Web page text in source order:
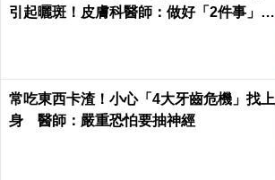
引起曬斑！皮膚科醫師：做好「2件事」最
常吃東西卡渣！小心「4大牙齒危機」找上
身 醫師：嚴重恐怕要抽神經